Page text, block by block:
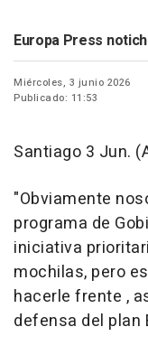
Europa Press
Miércoles, 3 junio 2026
Publicado: 11:53
Santiago 3 Jun.
"Obviamente
programa de
iniciativa
mochilas, pero
hacerle frente ,
defensa del plan